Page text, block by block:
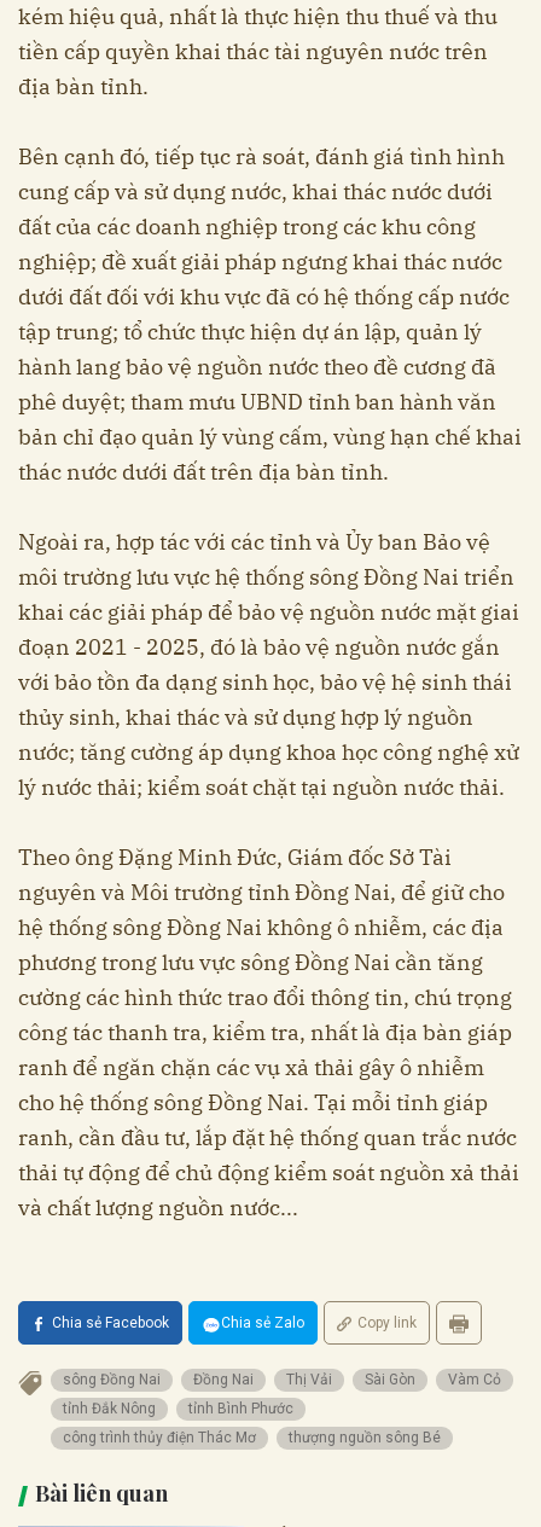
kém hiệu quả, nhất là thực hiện thu thuế và thu
tiền cấp quyền khai thác tài nguyên nước trên
địa bàn tỉnh.
Bên cạnh đó, tiếp tục rà soát, đánh giá tình hình
cung cấp và sử dụng nước, khai thác nước dưới
đất của các doanh nghiệp trong các khu công
nghiệp; đề xuất giải pháp ngưng khai thác nước
dưới đất đối với khu vực đã có hệ thống cấp nước
tập trung; tổ chức thực hiện dự án lập, quản lý
hành lang bảo vệ nguồn nước theo đề cương đã
phê duyệt; tham mưu UBND tỉnh ban hành văn
bản chỉ đạo quản lý vùng cấm, vùng hạn chế khai
thác nước dưới đất trên địa bàn tỉnh.
Ngoài ra, hợp tác với các tỉnh và Ủy ban Bảo vệ
môi trường lưu vực hệ thống sông Đồng Nai triển
khai các giải pháp để bảo vệ nguồn nước mặt giai
đoạn 2021 - 2025, đó là bảo vệ nguồn nước gắn
với bảo tồn đa dạng sinh học, bảo vệ hệ sinh thái
thủy sinh, khai thác và sử dụng hợp lý nguồn
nước; tăng cường áp dụng khoa học công nghệ xử
lý nước thải; kiểm soát chặt tại nguồn nước thải.
Theo ông Ðặng Minh Ðức, Giám đốc Sở Tài
nguyên và Môi trường tỉnh Ðồng Nai, để giữ cho
hệ thống sông Đồng Nai không ô nhiễm, các địa
phương trong lưu vực sông Ðồng Nai cần tăng
cường các hình thức trao đổi thông tin, chú trọng
công tác thanh tra, kiểm tra, nhất là địa bàn giáp
ranh để ngăn chặn các vụ xả thải gây ô nhiễm
cho hệ thống sông Đồng Nai. Tại mỗi tỉnh giáp
ranh, cần đầu tư, lắp đặt hệ thống quan trắc nước
thải tự động để chủ động kiểm soát nguồn xả thải
và chất lượng nguồn nước...
Chia sẻ Facebook Chia sẻ Zalo Copy link
sông Đồng Nai Đồng Nai Thị Vải Sài Gòn
Vàm Cỏ
tỉnh Đắk Nông
tỉnh Bình Phước
công trình thủy điện Thác Mơ
thượng nguồn sông Bé
Bài liên quan